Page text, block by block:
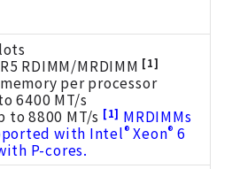
RDIMM/MRDIMM [1]
per processor
6400 MT/s
to 8800 MT/s [1] MRDIMMs
with Intel® Xeon® 6
P-cores.